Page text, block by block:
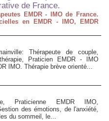
de France.
EMDR - IMO de France.
en EMDR - IMO, EMDR
Thérapeute de couple,
Praticien EMDR - IMO
IMO. Thérapie brève orienté...
Praticienne EMDR IMO,
des émotions, de l'anxiété,
du sommeil, le...